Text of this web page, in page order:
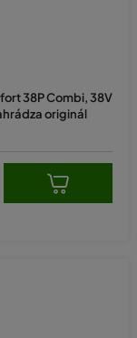
38P Combi, 38V
originál